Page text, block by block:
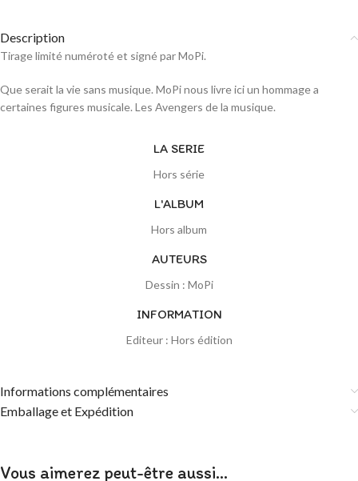
Description
Tirage limité numéroté et signé par MoPi.
Que serait la vie sans musique. MoPi nous livre ici un hommage a
certaines figures musicale. Les Avengers de la musique.
LA SERIE
Hors série
L'ALBUM
Hors album
AUTEURS
Dessin : MoPi
INFORMATION
Editeur : Hors édition
Informations complémentaires
Emballage et Expédition
Vous aimerez peut-être aussi…